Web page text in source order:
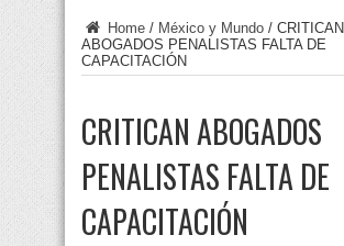
Home / México y Mundo / CRITICAN
ABOGADOS PENALISTAS FALTA DE
CAPACITACIÓN
CRITICAN ABOGADOS
PENALISTAS FALTA DE
CAPACITACIÓN